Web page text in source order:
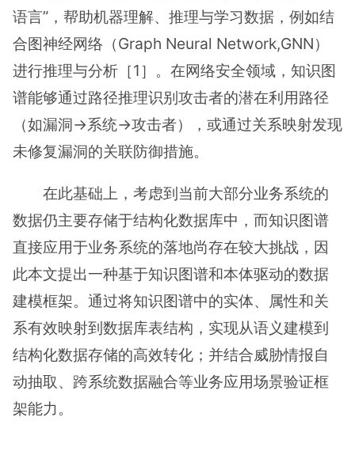
语言”，帮助机器理解、推理与学习数据，例如结
合图神经网络（Graph Neural Network,GNN）
进行推理与分析［1］。在网络安全领域，知识图
谱能够通过路径推理识别攻击者的潜在利用路径
（如漏洞→系统→攻击者），或通过关系映射发现
未修复漏洞的关联防御措施。
在此基础上，考虑到当前大部分业务系统的
数据仍主要存储于结构化数据库中，而知识图谱
直接应用于业务系统的落地尚存在较大挑战，因
此本文提出一种基于知识图谱和本体驱动的数据
建模框架。通过将知识图谱中的实体、属性和关
系有效映射到数据库表结构，实现从语义建模到
结构化数据存储的高效转化；并结合威胁情报自
动抽取、跨系统数据融合等业务应用场景验证框
架能力。